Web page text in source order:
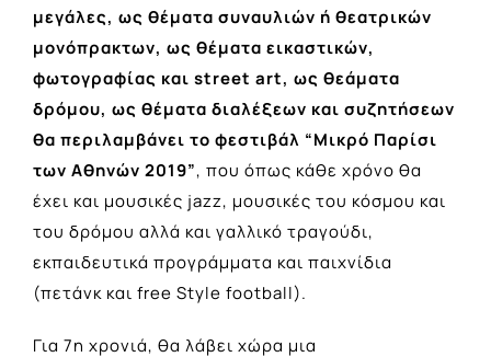
μεγάλες, ως θέματα συναυλιών ή θεατρικών
μονόπρακτων, ως θέματα εικαστικών,
φωτογραφίας και street art, ως θεάματα
δρόμου, ως θέματα διαλέξεων και συζητήσεων
θα περιλαμβάνει το φεστιβάλ “Μικρό Παρίσι
των Αθηνών 2019”, που όπως κάθε χρόνο θα
έχει και μουσικές jazz, μουσικές του κόσμου και
του δρόμου αλλά και γαλλικό τραγούδι,
εκπαιδευτικά προγράμματα και παιχνίδια
(πετάνκ και free Style football).
Για 7η χρονιά, θα λάβει χώρα μια